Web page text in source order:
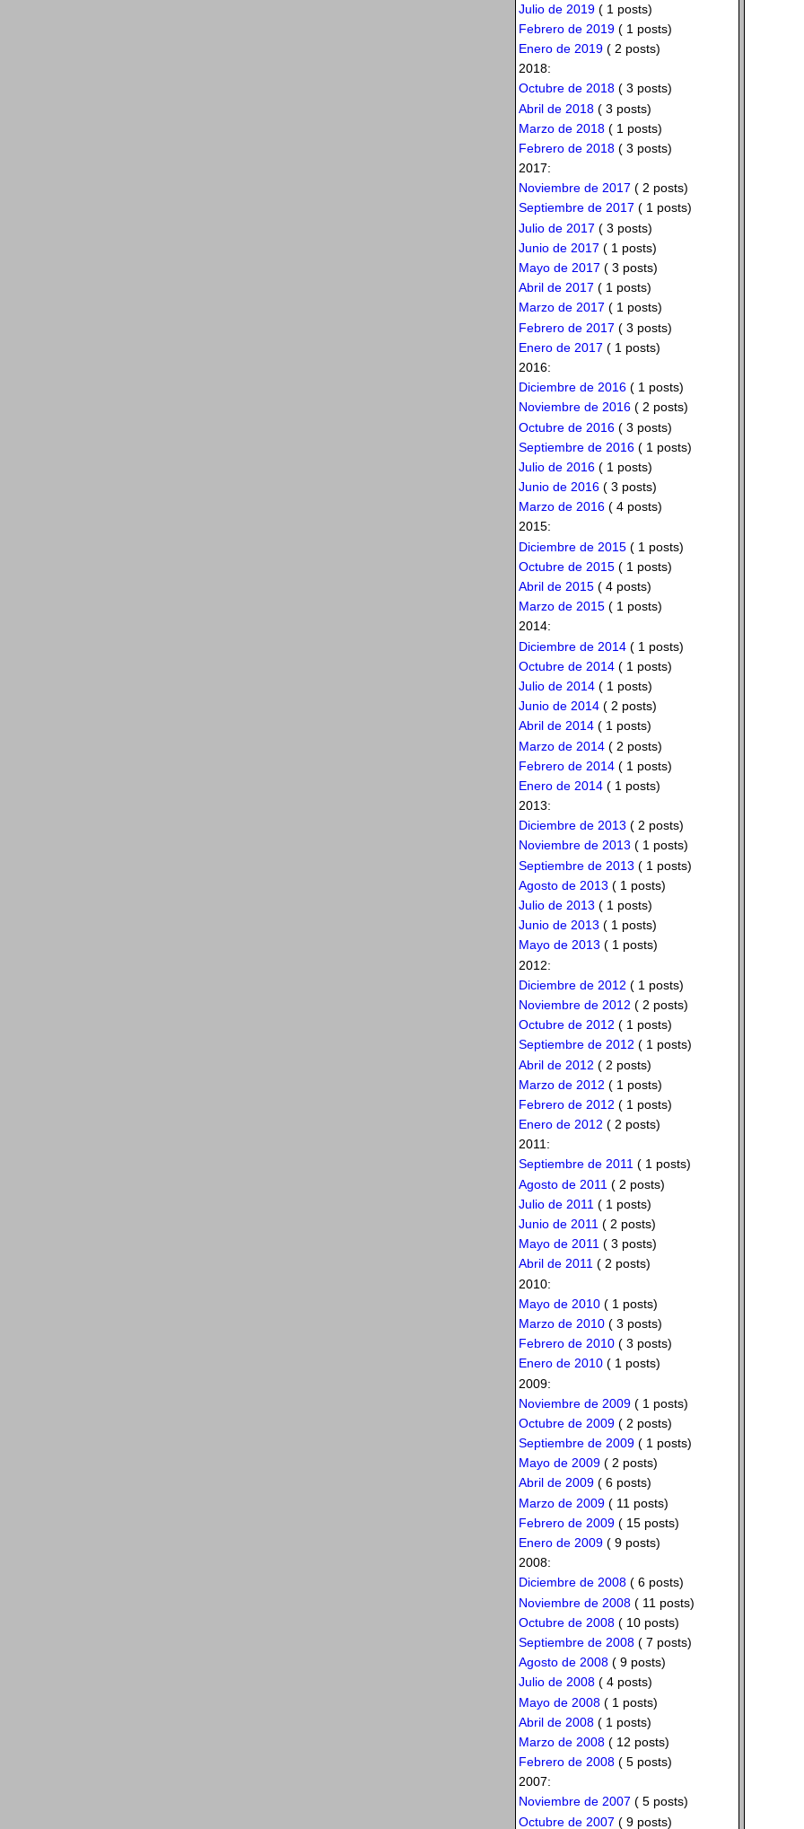
Julio de 2019( 1 posts)
Febrero de 2019( 1 posts)
Enero de 2019( 2 posts)
2018:
Octubre de 2018( 3 posts)
Abril de 2018( 3 posts)
Marzo de 2018( 1 posts)
Febrero de 2018( 3 posts)
2017:
Noviembre de 2017 ( 2 posts)
Septiembre de 2017 ( 1 posts)
Julio de 2017 ( 3 posts)
Junio de 2017 ( 1 posts)
Mayo de 2017 ( 3 posts)
Abril de 2017 ( 1 posts)
Marzo de 2017 ( 1 posts)
Febrero de 2017 ( 3 posts)
Enero de 2017 ( 1 posts)
2016:
Diciembre de 2016( 1 posts)
Noviembre de 2016( 2 posts)
Octubre de 2016( 3 posts)
Septiembre de 2016( 1 posts)
Julio de 2016( 1 posts)
Junio de 2016( 3 posts)
Marzo de 2016( 4 posts)
2015:
Diciembre de 2015( 1 posts)
Octubre de 2015( 1 posts)
Abril de 2015( 4 posts)
Marzo de 2015( 1 posts)
2014:
Diciembre de 2014( 1 posts)
Octubre de 2014( 1 posts)
Julio de 2014( 1 posts)
Junio de 2014( 2 posts)
Abril de 2014( 1 posts)
Marzo de 2014( 2 posts)
Febrero de 2014( 1 posts)
Enero de 2014( 1 posts)
2013:
Diciembre de 2013 ( 2 posts)
Noviembre de 2013 ( 1 posts)
Septiembre de 2013 ( 1 posts)
Agosto de 2013 ( 1 posts)
Julio de 2013 ( 1 posts)
Junio de 2013 ( 1 posts)
Mayo de 2013 ( 1 posts)
2012:
Diciembre de 2012 ( 1 posts)
Noviembre de 2012 ( 2 posts)
Octubre de 2012 ( 1 posts)
Septiembre de 2012 ( 1 posts)
Abril de 2012 ( 2 posts)
Marzo de 2012 ( 1 posts)
Febrero de 2012 ( 1 posts)
Enero de 2012 ( 2 posts)
2011:
Septiembre de 2011( 1 posts)
Agosto de 2011 ( 2 posts)
Julio de 2011 ( 1 posts)
Junio de 2011 ( 2 posts)
Mayo de 2011 ( 3 posts)
Abril de 2011( 2 posts)
2010:
Mayo de 2010( 1 posts)
Marzo de 2010( 3 posts)
Febrero de 2010( 3 posts)
Enero de 2010( 1 posts)
2009:
Noviembre de 2009( 1 posts)
Octubre de 2009( 2 posts)
Septiembre de 2009( 1 posts)
Mayo de 2009( 2 posts)
Abril de 2009( 6 posts)
Marzo de 2009( 11 posts)
Febrero de 2009( 15 posts)
Enero de 2009( 9 posts)
2008:
Diciembre de 2008( 6 posts)
Noviembre de 2008( 11 posts)
Octubre de 2008( 10 posts)
Septiembre de 2008( 7 posts)
Agosto de 2008( 9 posts)
Julio de 2008( 4 posts)
Mayo de 2008( 1 posts)
Abril de 2008( 1 posts)
Marzo de 2008( 12 posts)
Febrero de 2008( 5 posts)
2007:
Noviembre de 2007 ( 5 posts)
Octubre de 2007 ( 9 posts)